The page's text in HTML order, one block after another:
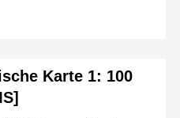
Karte 1: 100